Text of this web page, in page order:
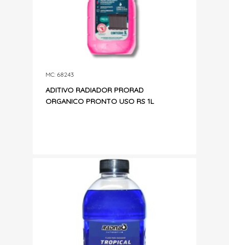
ADITIVO RADIADOR PRORAD
ORGANICO PRONTO USO RS 1L
MC: 68243